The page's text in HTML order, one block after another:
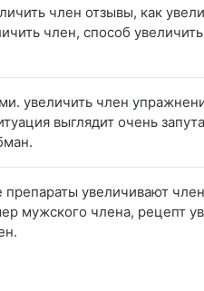
член отзывы, как
член, способ
увеличить член
выглядит очень
увеличивают
мужского члена, рецепт